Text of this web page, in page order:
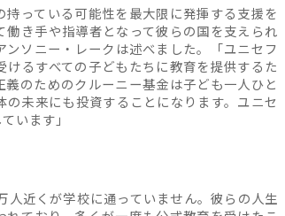
持っている可能性を最大限に発揮する支援を
き手や指導者となって彼らの国を支えられ
ソニー・レークは述べました。「ユニセフ
るすべての子どもたちに教育を提供するた
のためのクルーニー基金は子ども一人ひと
未来にも投資することになります。ユニセ
います」
近くが学校に通っていません。彼らの人生